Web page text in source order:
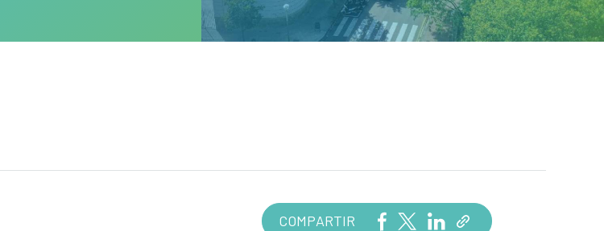
COMPARTIR